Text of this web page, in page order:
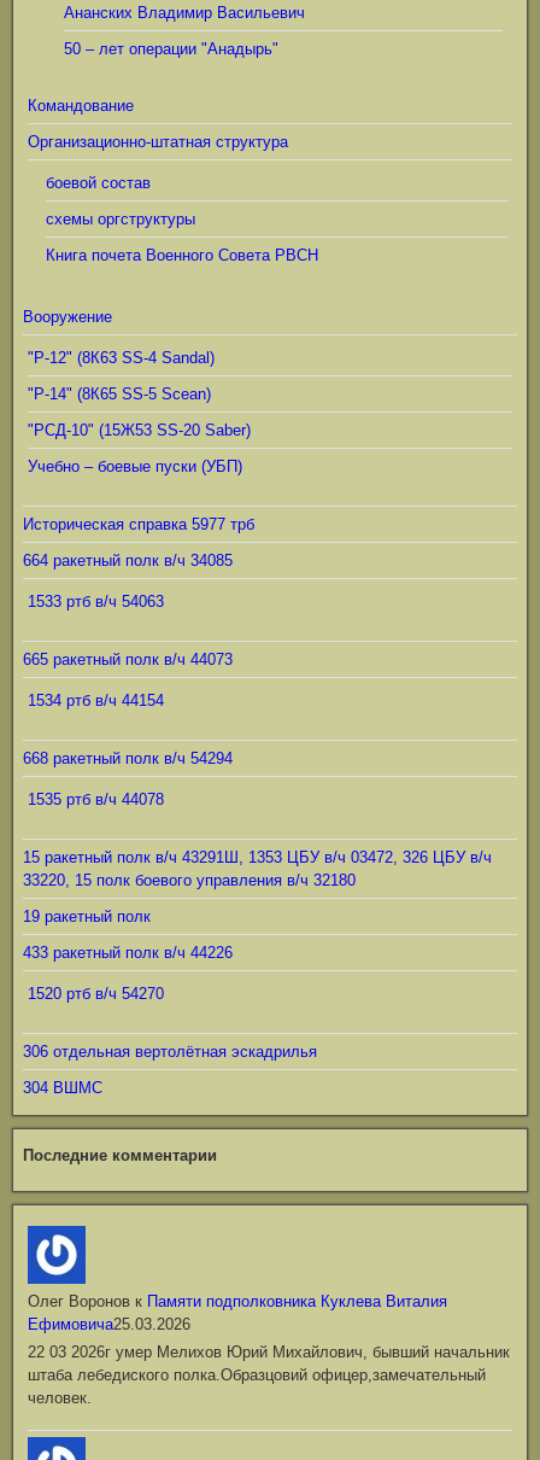
Ананских Владимир Васильевич
50 – лет операции "Анадырь"
Командование
Организационно-штатная структура
боевой состав
схемы оргструктуры
Книга почета Военного Совета РВСН
Вооружение
"Р-12" (8К63 SS-4 Sandal)
"Р-14" (8К65 SS-5 Scean)
"РСД-10" (15Ж53 SS-20 Saber)
Учебно – боевые пуски (УБП)
Историческая справка 5977 трб
664 ракетный полк в/ч 34085
1533 ртб в/ч 54063
665 ракетный полк в/ч 44073
1534 ртб в/ч 44154
668 ракетный полк в/ч 54294
1535 ртб в/ч 44078
15 ракетный полк в/ч 43291Ш, 1353 ЦБУ в/ч 03472, 326 ЦБУ в/ч
33220, 15 полк боевого управления в/ч 32180
19 ракетный полк
433 ракетный полк в/ч 44226
1520 ртб в/ч 54270
306 отдельная вертолётная эскадрилья
304 ВШМС
Последние комментарии
Олег Воронов к Памяти подполковника Куклева Виталия
Ефимовича25.03.2026
22 03 2026г умер Мелихов Юрий Михайлович, бывший начальник
штаба лебедиского полка.Образцовий офицер,замечательный
человек.